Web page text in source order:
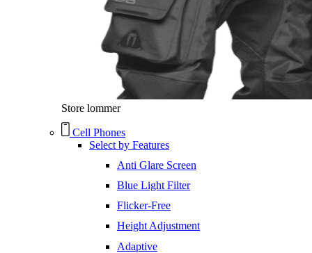
Store lommer
Cell Phones
Select by Features
Anti Glare Screen
Blue Light Filter
Flicker-Free
Height Adjustment
Adaptive